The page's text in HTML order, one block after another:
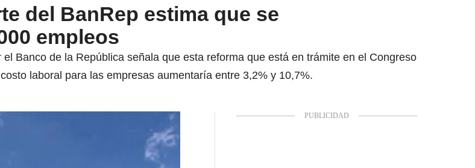
del BanRep estima que se
empleos
Banco de la República señala que esta reforma que está en trámite en el Congreso
laboral para las empresas aumentaría entre 3,2% y 10,7%.